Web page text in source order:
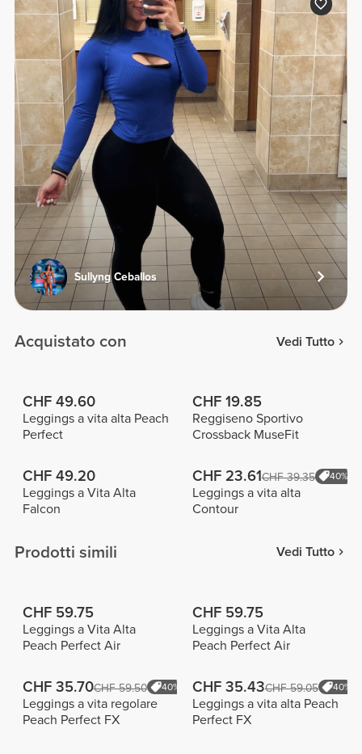
Sullyng Ceballos
Acquistato con Vedi Tutto
CHF 49.60
Leggings a vita alta Peach
Perfect
CHF 19.85
Reggiseno Sportivo
Crossback MuseFit
CHF 49.20
Leggings a Vita Alta
Falcon
CHF 23.61CHF 39.35 40%
Leggings a vita alta
Contour
Prodotti simili Vedi Tutto
CHF 59.75
Leggings a Vita Alta
Peach Perfect Air
CHF 59.75
Leggings a Vita Alta
Peach Perfect Air
CHF 35.70CHF 59.50 40%
Leggings a vita regolare
Peach Perfect FX
CHF 35.43CHF 59.05 40%
Leggings a vita alta Peach
Perfect FX